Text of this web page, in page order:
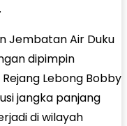
Jembatan Air Duku
dipimpin
Lebong Bobby
jangka panjang
di wilayah